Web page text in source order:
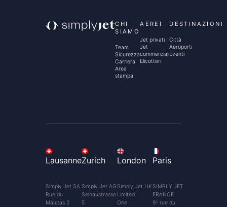
CHI
SIAMO
Team
Sicurezza
Carriera
Area
stampa
AEREI
Jet privati
Jet
commerciali
Elicotteri
DESTINAZIONI
Città
Aeroporti
Eventi
Lausanne
Simply Jet SA
Rue du
Maupas 2
Zurich
Simply Jet AG
Selnaustrasse
5
London
Simply Jet UK
Limited
One
Paris
SIMPLY JET
FRANCE
91 rue du